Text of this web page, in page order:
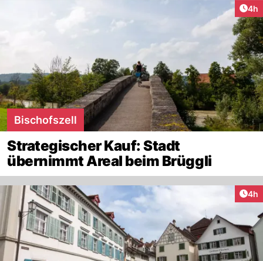
4h
Bischofszell
Strategischer Kauf: Stadt
übernimmt Areal beim Brüggli
4h